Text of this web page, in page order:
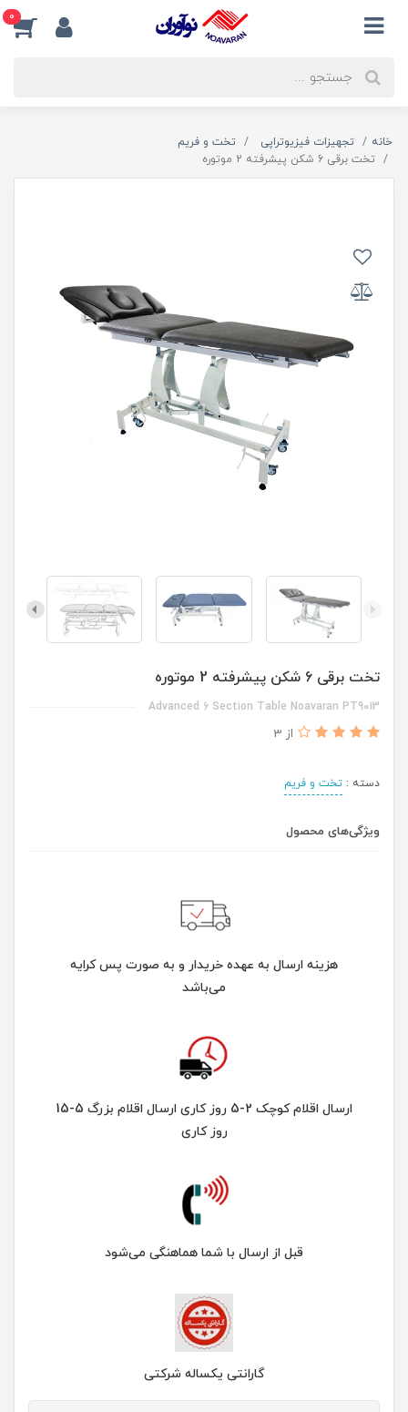
0
خانه تجهیزات فیزیوتراپی
تخت و فریم
تخت برقی 6 شکن پیشرفته 2 موتوره
تخت برقی 6 شکن پیشرفته 2 موتوره
Advanced 6 Section Table Noavaran PT9013
از 3
دسته : تخت و فریم
ویژگی‌های محصول
هزینه ارسال به عهده خریدار و به صورت پس کرایه
می‌باشد
ارسال اقلام کوچک 2-5 روز کاری ارسال اقلام بزرگ 5-15
روز کاری
قبل از ارسال با شما هماهنگی می‌شود
گارانتی یکساله شرکتی